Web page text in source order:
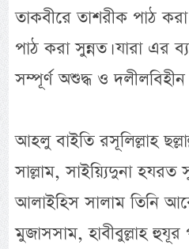
তাকবীরে তাশরীক পাঠ
পাঠ করা সুন্নত। যারা এর
সম্পূর্ণ অশুদ্ধ ও দলীলবিহীন।
আহলু বাইতি রসূলিল্লাহ
সাল্লাম, সাইয়্যিদুনা হযরত
আলাইহিস সালাম তিনি
মুজাসসাম, হাবীবুল্লাহ হুযূর